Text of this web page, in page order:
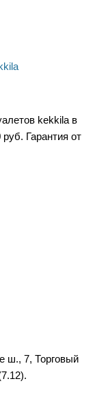
kekkila в
Гарантия от
ш., 7, Торговый